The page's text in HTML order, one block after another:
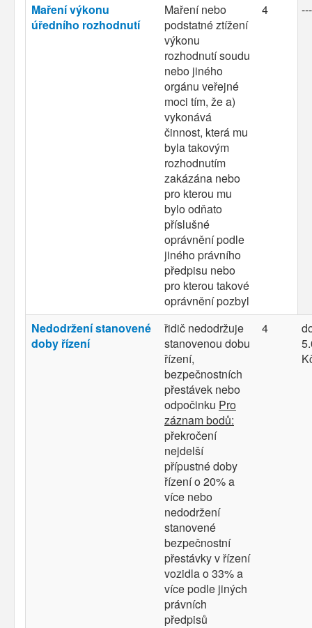
Maření výkonu
úředního rozhodnutí
Maření nebo
podstatné ztížení
výkonu
rozhodnutí soudu
nebo jiného
orgánu veřejné
moci tím, že a)
vykonává
činnost, která mu
byla takovým
rozhodnutím
zakázána nebo
pro kterou mu
bylo odňato
příslušné
oprávnění podle
jiného právního
předpisu nebo
pro kterou takové
oprávnění pozbyl
4 ---
Nedodržení stanovené
doby řízení
řidič nedodržuje
stanovenou dobu
řízení,
bezpečnostních
přestávek nebo
odpočinku Pro
záznam bodů:
překročení
nejdelší
přípustné doby
řízení o 20% a
více nebo
nedodržení
stanovené
bezpečnostní
přestávky v řízení
vozidla o 33% a
více podle jiných
právních
předpisů
4